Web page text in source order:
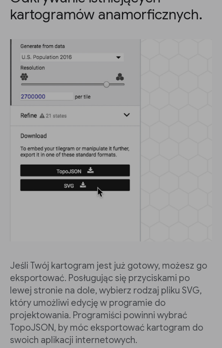
kartogramów anamorficznych.
Jeśli Twój kartogram jest już gotowy, możesz go
eksportować. Posługując się przyciskami po
lewej stronie na dole, wybierz rodzaj pliku SVG,
który umożliwi edycję w programie do
projektowania. Programiści powinni wybrać
TopoJSON, by móc eksportować kartogram do
swoich aplikacji internetowych.